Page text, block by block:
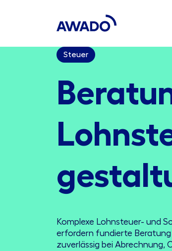
Steuer
Komplexe Lohnsteuer- und
erfordern fundierte
zuverlässig bei Abrechnung,